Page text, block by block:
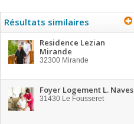
Résultats similaires
Residence Lezian
Mirande
32300 Mirande
Foyer Logement L. Naves
31430 Le Fousseret